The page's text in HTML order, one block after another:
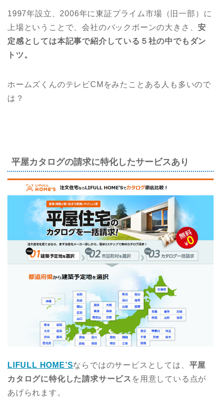
1997年設立、2006年に東証プライム市場（旧一部）に
上場ということで、会社のバックボーンの大きさ、安
定感としては本記事で紹介している５社の中でもダン
トツ。
ホームズくんのテレビCMをみたことある人も多いので
は？
平屋カタログの請求に特化したサービスあり
LIFULL HOME’Sならではのサービスとしては、 平屋
カタログに特化した請求サービス を用意している点が
あげられます。